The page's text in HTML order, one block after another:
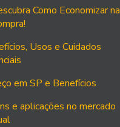
Como Economizar na
Usos e Cuidados
em SP e Benefícios
e aplicações no mercado